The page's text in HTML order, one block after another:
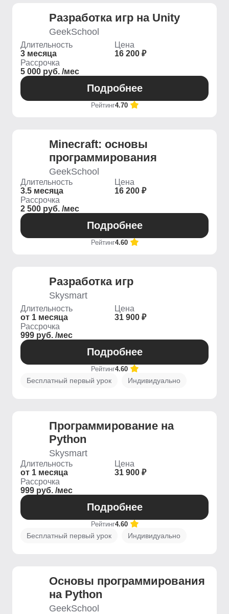
Разработка игр на Unity
GeekSchool
Длительность
3 месяца
Цена
16 200 ₽
Рассрочка
5 000 руб. /мес
Подробнее
Рейтинг4.70
Minecraft: основы
программирования
GeekSchool
Длительность
3.5 месяца
Цена
16 200 ₽
Рассрочка
2 500 руб. /мес
Подробнее
Рейтинг4.60
Разработка игр
Skysmart
Длительность
от 1 месяца
Цена
31 900 ₽
Рассрочка
999 руб. /мес
Подробнее
Рейтинг4.60
Бесплатный первый урок Индивидуально
Программирование на
Python
Skysmart
Длительность
от 1 месяца
Цена
31 900 ₽
Рассрочка
999 руб. /мес
Подробнее
Рейтинг4.60
Бесплатный первый урок Индивидуально
Основы программирования
на Python
GeekSchool